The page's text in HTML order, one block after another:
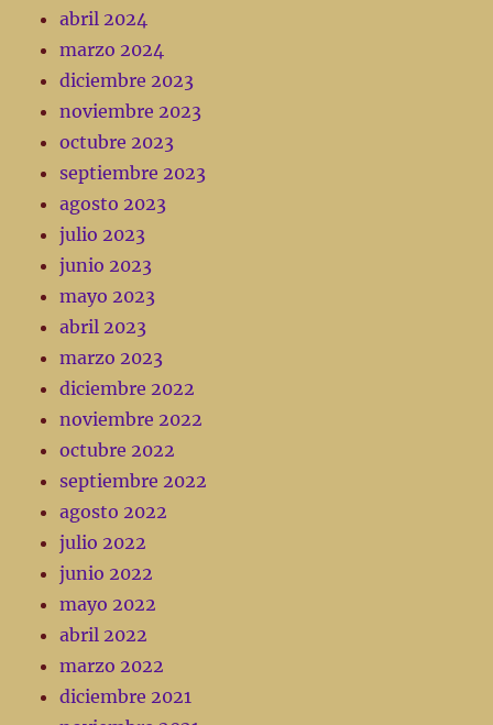
abril 2024
marzo 2024
diciembre 2023
noviembre 2023
octubre 2023
septiembre 2023
agosto 2023
julio 2023
junio 2023
mayo 2023
abril 2023
marzo 2023
diciembre 2022
noviembre 2022
octubre 2022
septiembre 2022
agosto 2022
julio 2022
junio 2022
mayo 2022
abril 2022
marzo 2022
diciembre 2021